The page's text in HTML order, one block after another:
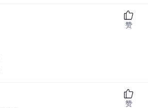
赞
赞